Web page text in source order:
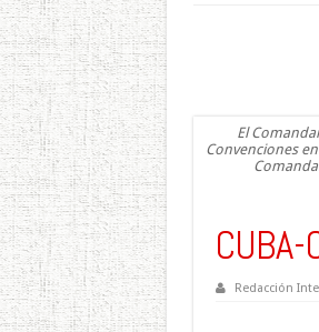
El
Convenciones
CUBA-
Redacción